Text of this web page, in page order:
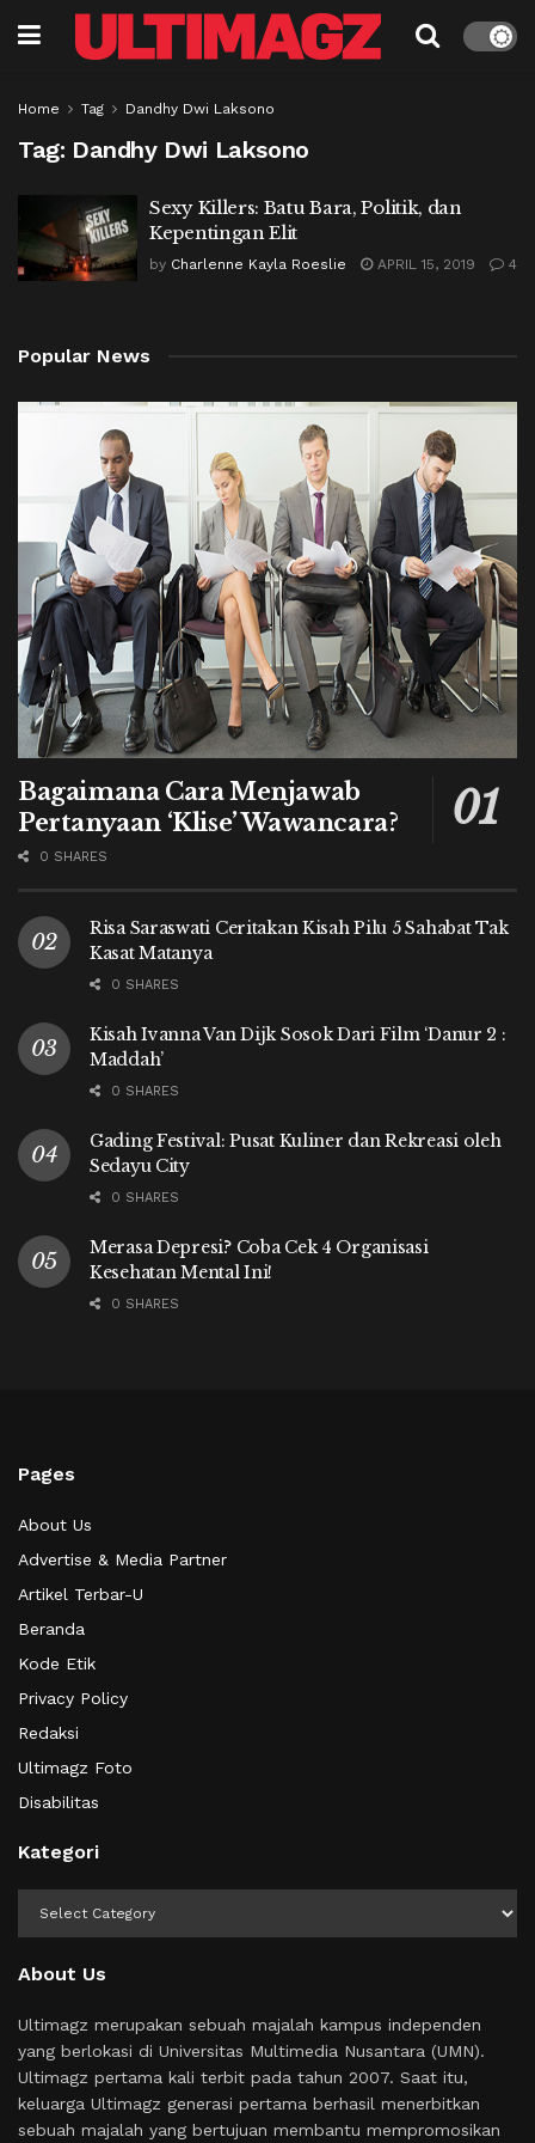
Home Tag Dandhy Dwi Laksono
Tag: Dandhy Dwi Laksono
Sexy Killers: Batu Bara, Politik, dan
Kepentingan Elit
by Charlenne Kayla Roeslie APRIL 15, 2019 4
Popular News
Bagaimana Cara Menjawab
Pertanyaan ‘Klise’ Wawancara?
0 SHARES
Risa Saraswati Ceritakan Kisah Pilu 5 Sahabat Tak
Kasat Matanya
0 SHARES
Kisah Ivanna Van Dijk Sosok Dari Film ‘Danur 2 :
Maddah’
0 SHARES
Gading Festival: Pusat Kuliner dan Rekreasi oleh
Sedayu City
0 SHARES
Merasa Depresi? Coba Cek 4 Organisasi
Kesehatan Mental Ini!
0 SHARES
Pages
About Us
Advertise & Media Partner
Artikel Terbar-U
Beranda
Kode Etik
Privacy Policy
Redaksi
Ultimagz Foto
Disabilitas
Kategori
About Us
Ultimagz merupakan sebuah majalah kampus independen
yang berlokasi di Universitas Multimedia Nusantara (UMN).
Ultimagz pertama kali terbit pada tahun 2007. Saat itu,
keluarga Ultimagz generasi pertama berhasil menerbitkan
sebuah majalah yang bertujuan membantu mempromosikan